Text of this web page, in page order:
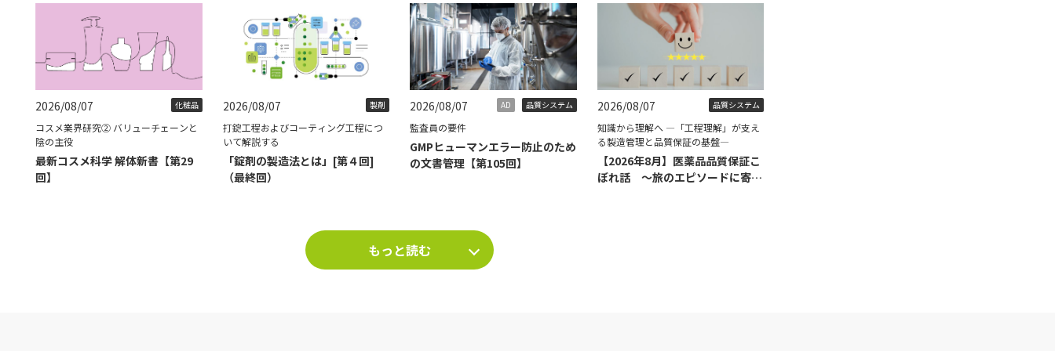
2026/08/07 化粧品
コスメ業界研究② バリューチェーンと
陰の主役
最新コスメ科学 解体新書【第29
回】
2026/08/07 製剤
打錠工程およびコーティング工程につ
いて解説する
「錠剤の製造法とは」[第４回]
（最終回）
2026/08/07 AD 品質システム
監査員の要件
GMPヒューマンエラー防止のため
の文書管理【第105回】
2026/08/07 品質システム
知識から理解へ ―「工程理解」が支え
る製造管理と品質保証の基盤―
【2026年8月】医薬品品質保証こ
ぼれ話 ～旅のエピソードに寄せ
もっと読む